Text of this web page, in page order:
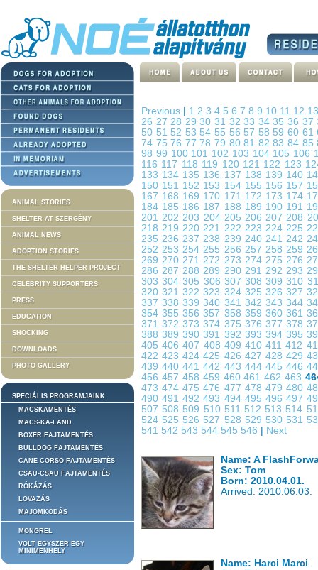
ANIMAL STORIES
SHELTER AT SZERGÉNY
ANIMAL NEWS
ADOPTION STORIES
THE SHELTER HELPER PROJECT
CELEBRITY SUPPORTERS
PRESS
EDUCATION
SHOCKING
DOWNLOADS
PHOTO GALLERY
SPECIÁLIS PROGRAMJAINK
MACSKAMENTÉS
MACS-KA-LAND
BOXER FAJTAMENTÉS
BULLDOG FAJTAMENTÉS
CANE CORSO FAJTAMENTÉS
CSAU-CSAU FAJTAMENTÉS
RÓKÁZÁS
LOVAZÁS
MAJOMKODÁS
MONGREL
VOLT EGYSZER EGY
MINIMENHELY
Previous 1 2 3 4 5 6 7 8 9 10 11 12
26 2728 293031 3233 343536 37
50 51 52 53 54 55 56 57 58 5960 61
74 7576 777879 8081 828384 85
98 99 100 101 102 103 104 105 106
116 117 118 119 120 121 122 123
133 134 135 136 137 138 139 140
150 151 152 153 154 155 156 157
167 168 169 170 171 172 173 174
184 185 186 187 188 189 190 191
201202203 204 205 206207208
218219220221 222 223 224 225
235236237238 239 240 241 242
252253254255 256 257 258 259
269270271272 273 274 275 276
286287288289 290 291 292 293
303304305 306 307 308309310
320321322323 324 325 326 327
337338339340 341 342 343 344
354355356357 358 359 360 361
371372373374 375 376 377 378
388389390391 392 393 394 395
405406407 408 409 410411412
422423424425 426 427 428 429
439440441442 443 444 445 446
456 457 458 459 460461462463
473474475476 477 478 479 480
490491492493 494 495 496 497
507 508 509 510 511 512 513 514
524 525 526 527 528 529 530 531
541 542 543 544 545 546 Next
Name: A
Sex: Tom
Born: 2010.04.01.
Arrived: 2010.06.03.
Name: Harci Marci